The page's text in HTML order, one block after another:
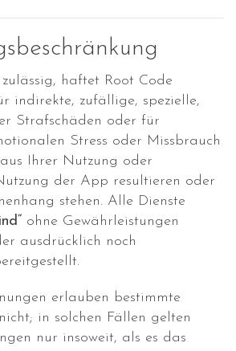
haftet Root Code
indirekte, zufällige, spezielle,
Strafschäden oder für
Stress oder Missbrauch
Ihrer Nutzung oder
der App resultieren oder
stehen. Alle Dienste
ohne Gewährleistungen
ausdrücklich noch
erlauben bestimmte
in solchen Fällen gelten
nur insoweit, als es das